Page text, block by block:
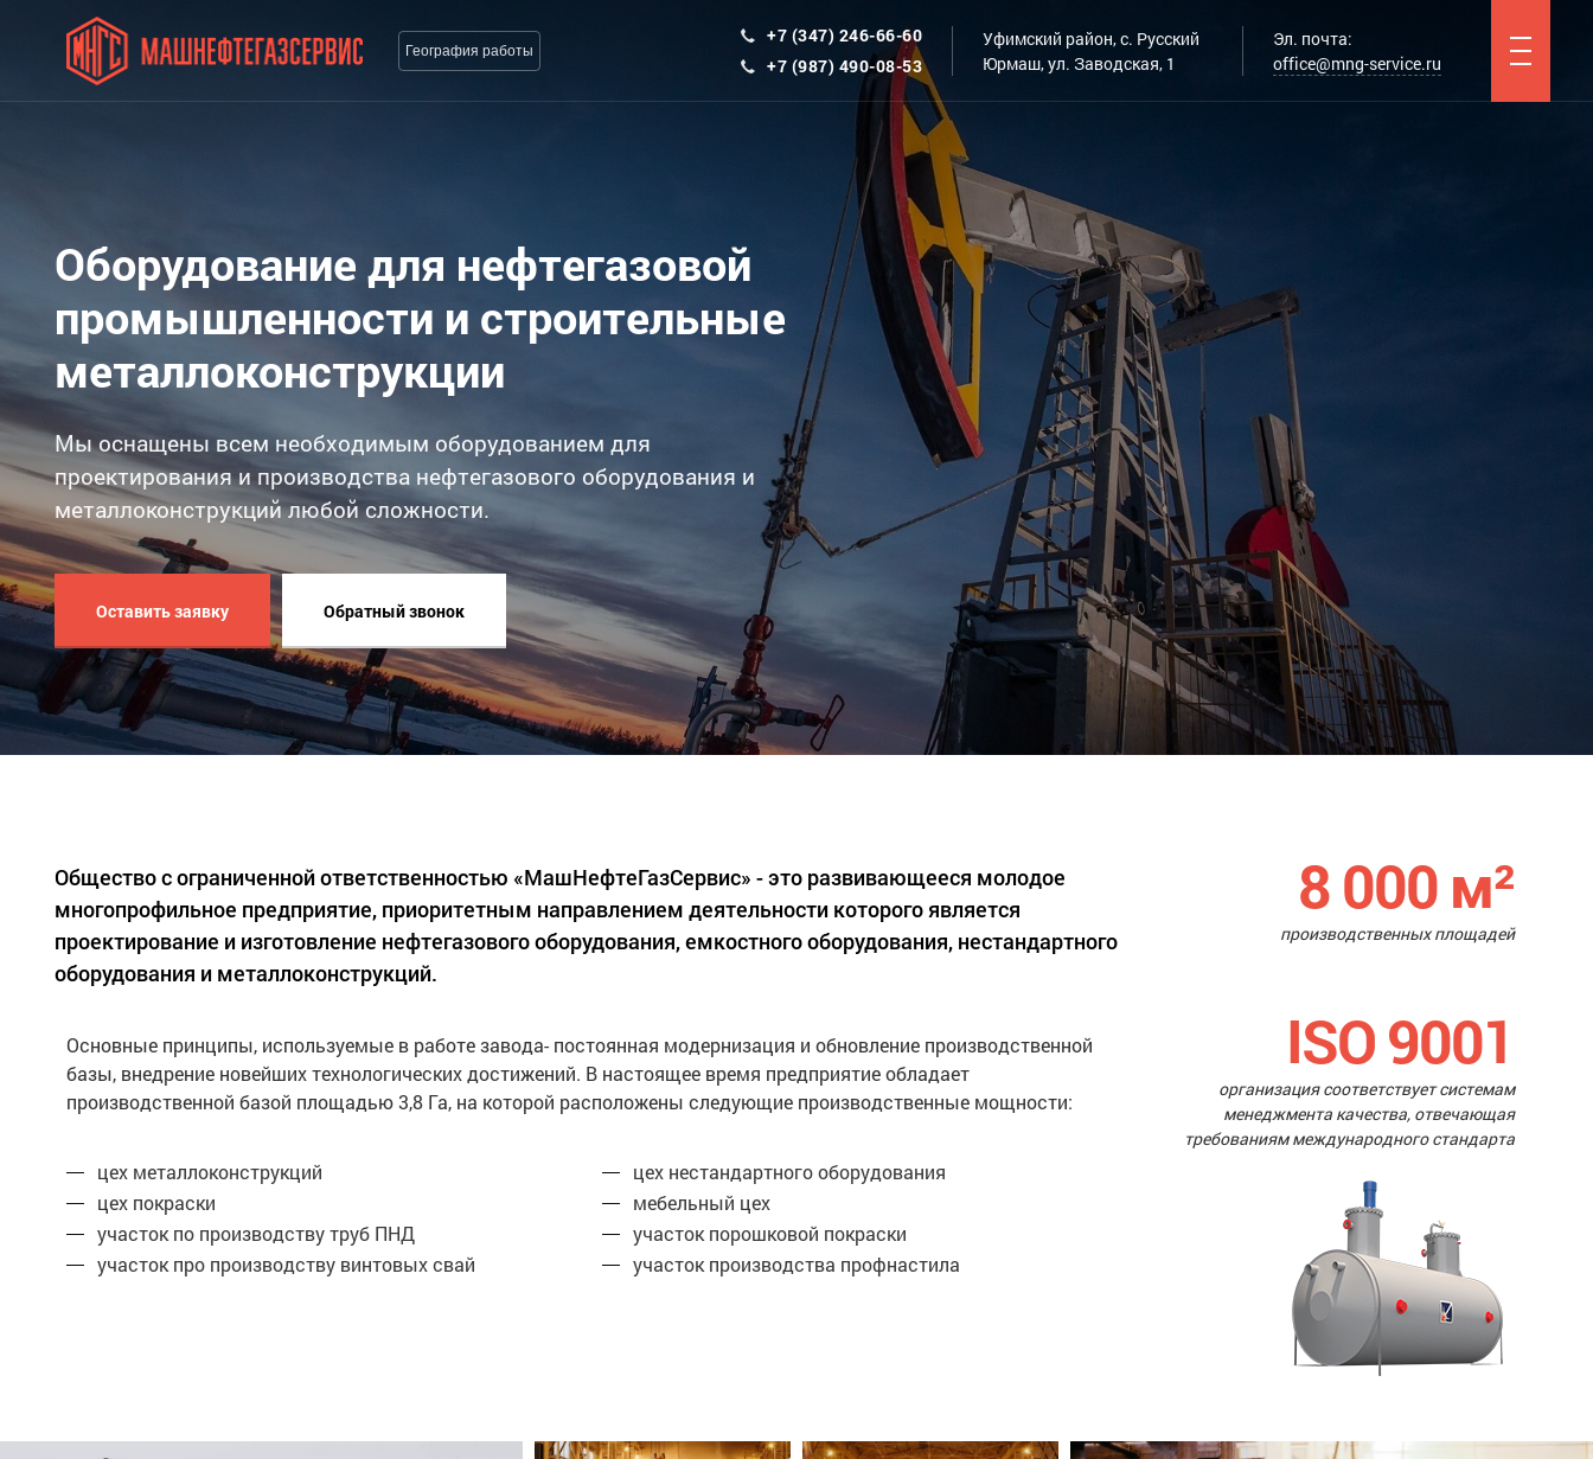
География работы
+7 (347) 246-66-60
+7 (987) 490-08-53
Уфимский район, с. Русский
Юрмаш, ул. Заводская, 1
Эл. почта:
office@mng-service.ru
Оборудование для нефтегазовой
промышленности и строительные
металлоконструкции
Мы оснащены всем необходимым оборудованием для
проектирования и производства нефтегазового оборудования и
металлоконструкций любой сложности.
Оставить заявку Обратный звонок
Общество с ограниченной ответственностью «МашНефтеГазСервис» - это развивающееся молодое
многопрофильное предприятие, приоритетным направлением деятельности которого является
проектирование и изготовление нефтегазового оборудования, емкостного оборудования, нестандартного
оборудования и металлоконструкций.
Основные принципы, используемые в работе завода- постоянная модернизация и обновление производственной
базы, внедрение новейших технологических достижений. В настоящее время предприятие обладает
производственной базой площадью 3,8 Га, на которой расположены следующие производственные мощности:
цех металлоконструкций
цех нестандартного оборудования
цех покраски
мебельный цех
участок по производству труб ПНД
участок порошковой покраски
участок про производству винтовых свай
участок производства профнастила
8 000м²
производственных площадей
ISO 9001
организация соответствует системам
менеджмента качества, отвечающая
требованиям международного стандарта